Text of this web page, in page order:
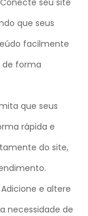
que seus
facilmente
de forma
que seus
rápida e
do site,
Adicione e altere
necessidade de